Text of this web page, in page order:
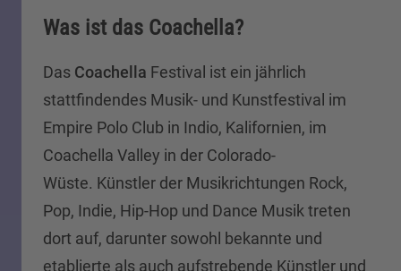
Was ist das Coachella?
Das Coachella Festival ist ein jährlich
stattfindendes Musik- und Kunstfestival im
Empire Polo Club in Indio, Kalifornien, im
Coachella Valley in der Colorado-
Wüste. Künstler der Musikrichtungen Rock,
Pop, Indie, Hip-Hop und Dance Musik treten
dort auf, darunter sowohl bekannte und
etablierte als auch aufstrebende Künstler und